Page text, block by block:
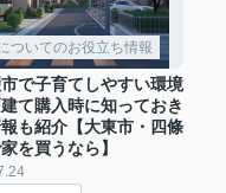
ついてのお役立ち情報
市で子育てしやすい環境
て購入時に知っておき
も紹介【大東市・四條
を買うなら】